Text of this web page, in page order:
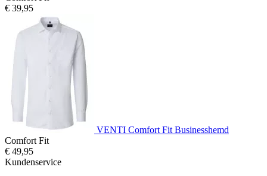
€ 39,95
VENTI Comfort Fit Businesshemd
Comfort Fit
€ 49,95
Kundenservice